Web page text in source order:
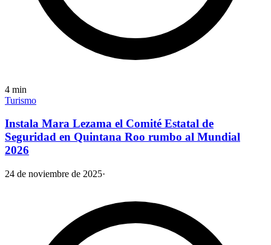
4 min
Turismo
Instala Mara Lezama el Comité Estatal de
Seguridad en Quintana Roo rumbo al Mundial
2026
24 de noviembre de 2025·